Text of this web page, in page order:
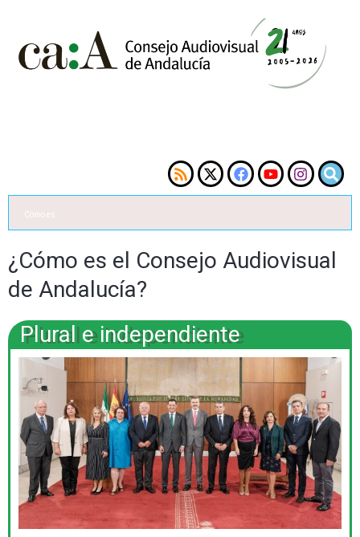
Cómo es
¿Cómo es el Consejo Audiovisual
de Andalucía?
Plural e independiente